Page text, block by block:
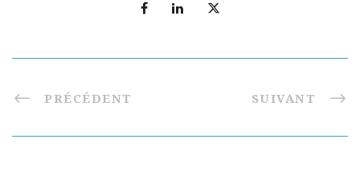
PRÉCÉDENT SUIVANT